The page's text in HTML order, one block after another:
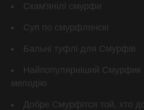
Скам'янілі смурфи
Суп по смурфлянскі
Бальні туфлі для Смурфів
Найпопулярніший Смурфик
мелодію
Добре Смурфітся той, хто